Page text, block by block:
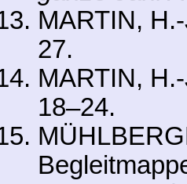
MARTIN,
27.
MARTIN,
18–24.